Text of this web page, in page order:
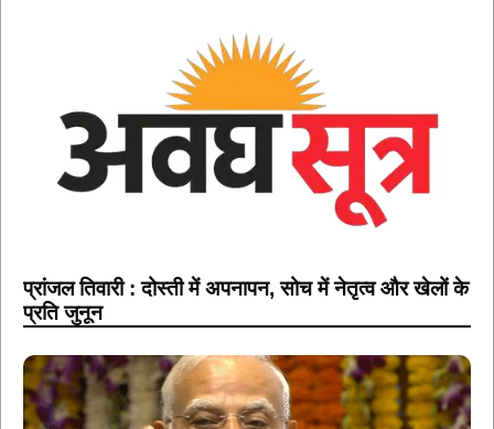
प्रांजल तिवारी : दोस्ती में अपनापन, सोच में नेतृत्व और खेलों के
प्रति जुनून